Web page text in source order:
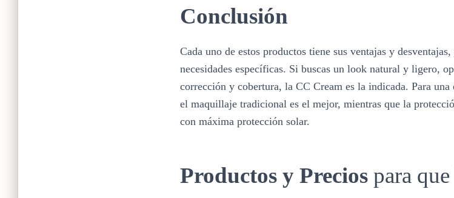
Conclusión
Cada uno de estos productos tiene sus ventajas y
necesidades específicas. Si buscas un look natural y ligero,
corrección y cobertura, la CC Cream es la indicada. Para una
el maquillaje tradicional es el mejor, mientras que la
con máxima protección solar.
Productos y Precios para